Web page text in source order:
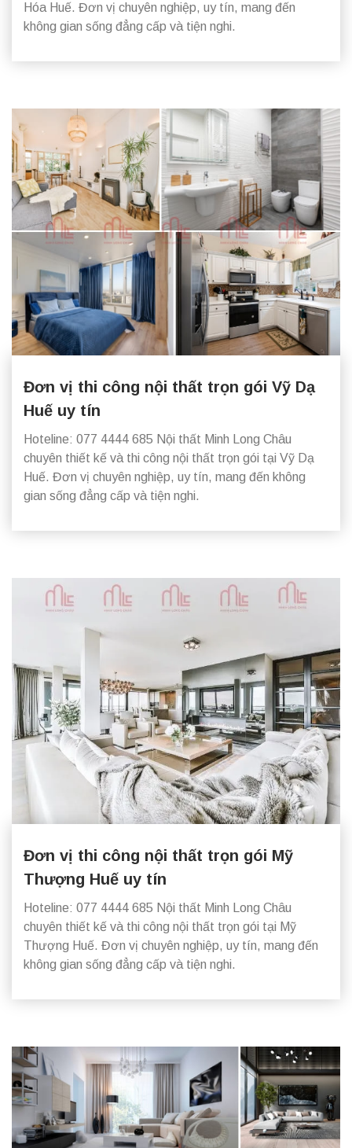
Hóa Huế. Đơn vị chuyên nghiệp, uy tín, mang đến
không gian sống đẳng cấp và tiện nghi.
Đơn vị thi công nội thất trọn gói Vỹ Dạ
Huế uy tín
Hoteline: 077 4444 685 Nội thất Minh Long Châu
chuyên thiết kế và thi công nội thất trọn gói tại Vỹ Dạ
Huế. Đơn vị chuyên nghiệp, uy tín, mang đến không
gian sống đẳng cấp và tiện nghi.
Đơn vị thi công nội thất trọn gói Mỹ
Thượng Huế uy tín
Hoteline: 077 4444 685 Nội thất Minh Long Châu
chuyên thiết kế và thi công nội thất trọn gói tại Mỹ
Thượng Huế. Đơn vị chuyên nghiệp, uy tín, mang đến
không gian sống đẳng cấp và tiện nghi.